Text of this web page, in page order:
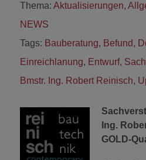
Thema: Aktualisierungen,
NEWS
Tags: Bauberatung, Befund,
Einreichlanung, Entwurf,
Bmstr. Ing. Robert Reinisch,
Ing.
GOLD-